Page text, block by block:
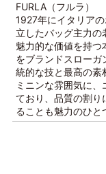
FURLA（フルラ）
1927年にイタリア
立したバッグ主力の
魅力的な価値を持つ
をブランドスロー
統的な技と最高の素
ミニンな雰囲気に
ており、品質の割り
ることも魅力のひと